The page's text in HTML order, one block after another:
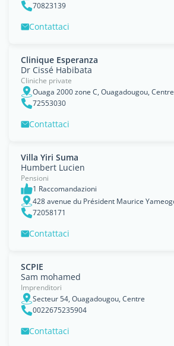
70823139
Contattaci
Clinique Esperanza
Dr Cissé Habibata
Cliniche private
Ouaga 2000 zone C, Ouagadougou, Centre
72553030
Contattaci
Villa Yiri Suma
Humbert Lucien
Pensioni
1 Raccomandazioni
72058171
Contattaci
SCPIE
Sam mohamed
Imprenditori
Secteur 54, Ouagadougou, Centre
0022675235904
Contattaci